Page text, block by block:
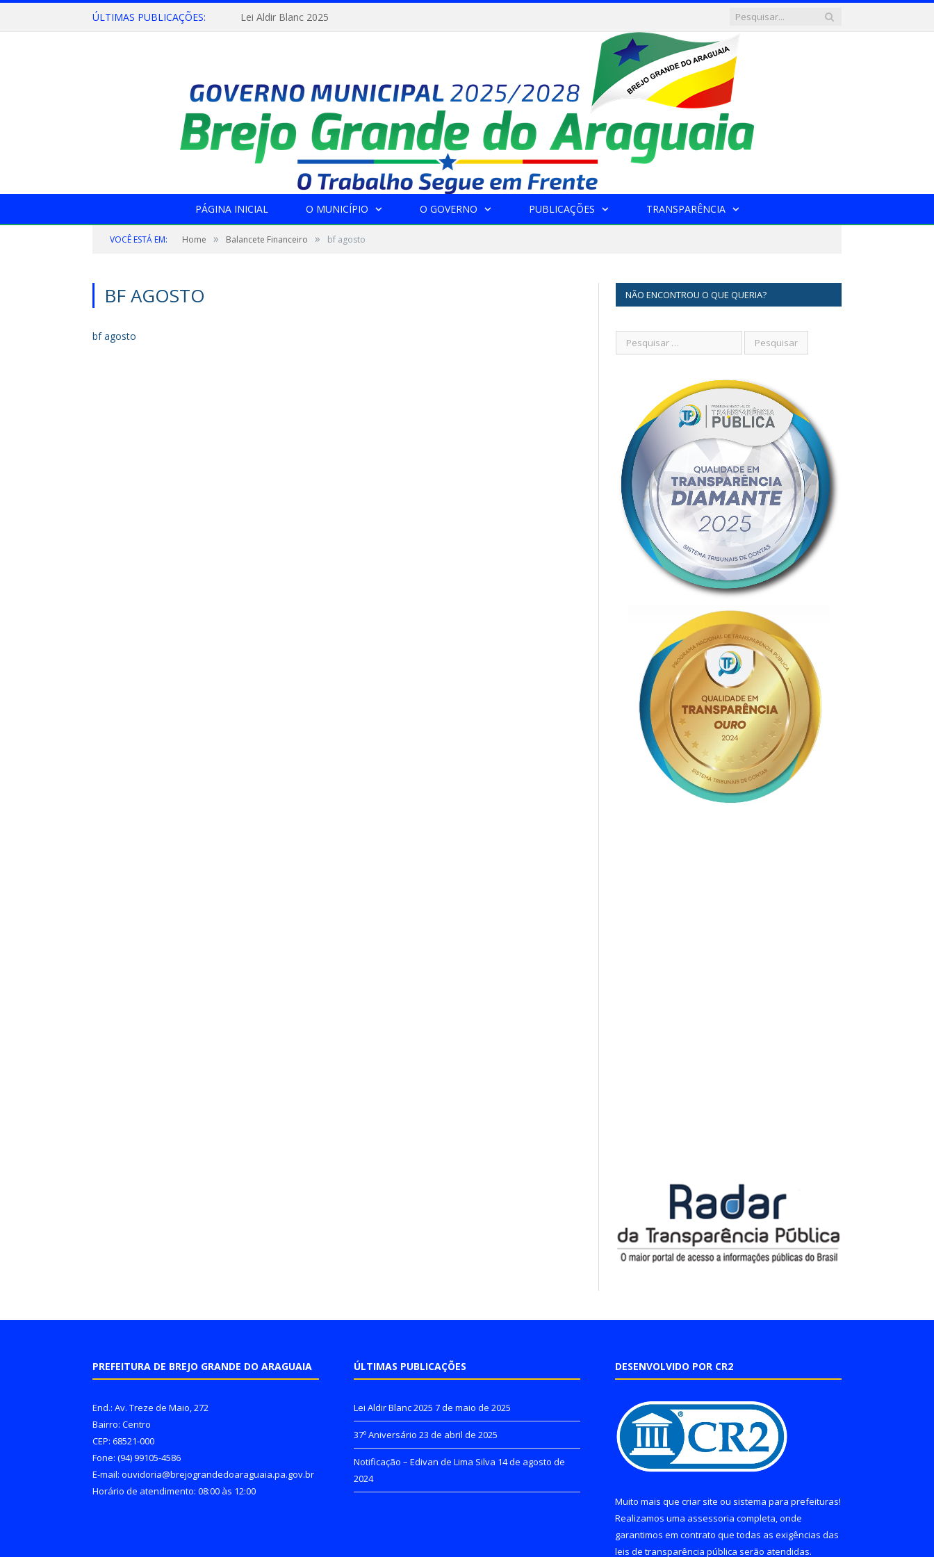
ÚLTIMAS PUBLICAÇÕES: Lei Aldir Blanc 2025
PÁGINA INICIAL O MUNICÍPIO O GOVERNO PUBLICAÇÕES TRANSPARÊNCIA
VOCÊ ESTÁ EM: Home » Balancete Financeiro » bf agosto
BF AGOSTO
bf agosto
NÃO ENCONTROU O QUE QUERIA?
PREFEITURA DE BREJO GRANDE DO ARAGUAIA
End.: Av. Treze de Maio, 272
Bairro: Centro
CEP: 68521-000
Fone: (94) 99105-4586
E-mail: ouvidoria@brejograndedoaraguaia.pa.gov.br
Horário de atendimento: 08:00 às 12:00
ÚLTIMAS PUBLICAÇÕES
Lei Aldir Blanc 2025 7 de maio de 2025
37º Aniversário 23 de abril de 2025
Notificação – Edivan de Lima Silva 14 de agosto de
2024
DESENVOLVIDO POR CR2
Muito mais que criar site ou sistema para prefeituras!
Realizamos uma assessoria completa, onde
garantimos em contrato que todas as exigências das
leis de transparência pública serão atendidas.